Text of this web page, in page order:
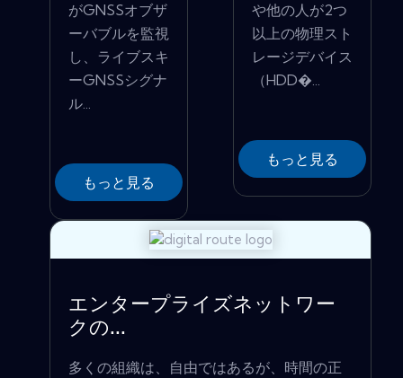
がGNSSオブザ
ーバブルを監視
し、ライブスキ
ーGNSSシグナ
ル...
もっと見る
や他の人が2つ
以上の物理スト
レージデバイス
（HDD�...
もっと見る
エンタープライズネットワー
クの...
多くの組織は、自由ではあるが、時間の正